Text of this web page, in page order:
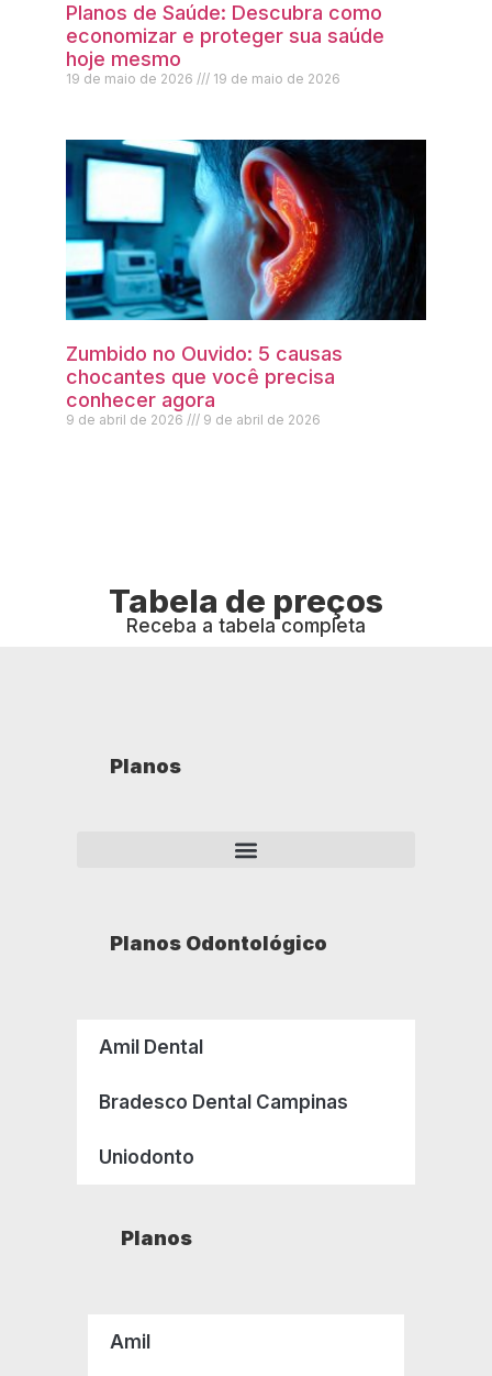
Planos de Saúde: Descubra como
economizar e proteger sua saúde
hoje mesmo
19 de maio de 2026 19 de maio de 2026
Zumbido no Ouvido: 5 causas
chocantes que você precisa
conhecer agora
9 de abril de 2026 9 de abril de 2026
Tabela de preços
Receba a tabela completa
Planos
Planos Odontológico
Amil Dental
Bradesco Dental Campinas
Uniodonto
Planos
Amil